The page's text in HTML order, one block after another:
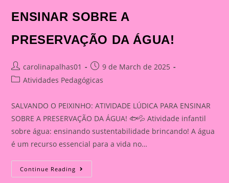
ENSINAR SOBRE A
PRESERVAÇÃO DA ÁGUA!
Post
author:
carolinapalhas01
Post
published:
9 de March de 2025
PostAtividades Pedagógicas
SALVANDO O PEIXINHO: ATIVIDADE LÚDICA PARA ENSINAR
SOBRE A PRESERVAÇÃO DA ÁGUA! 🐟💦 Atividade infantil
sobre água: ensinando sustentabilidade brincando! A água
é um recurso essencial para a vida no…
Continue Reading ATIVIDADE
LÚDICA